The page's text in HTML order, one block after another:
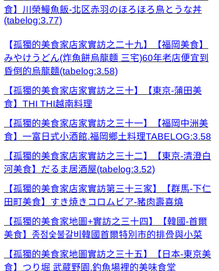
食】川榮鰻魚飯-北区赤羽のほろほろ鳥とうな丼
(tabelog:3.77)
【孤獨的美食家店家實訪之二十九】【福岡美食】
みやけうどん(炸魚餅烏龍麵 三宅)60年老店便宜到
昏倒的烏龍麵(tabelog:3.58)
【孤獨的美食家店家實訪之三十】【東京-蒲田美
食】THI THI越南料理
【孤獨的美食家店家實訪之三十一】【福岡中洲美
食】一富日式小酒館.福岡鄉土料理TABELOG:3.58
【孤獨的美食家店家實訪之三十二】【東京-清澄白
河美食】だるま居酒屋(tabelog:3.52)
【孤獨的美食家店家實訪第三十三家】【群馬-下仁
田町美食】すき焼きコロムビア-豬肉壽喜燒
【孤獨的美食家地圖+實訪之三十四】【韓國-首爾
美食】종점숯불갈비韓國首爾特別市的排骨與小菜
【孤獨的美食家地圖實訪之三十五】【日本-東京美
食】つり堀 武蔵野園.釣魚場裡的美味食堂